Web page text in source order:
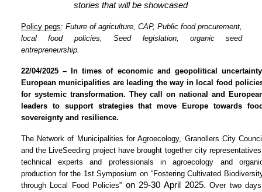
stories that will be showcased
Policy pegs: Future of agriculture, CAP, Public food procurement,
local food policies, Seed legislation, organic seed
entrepreneurship.
22/04/2025 – In times of economic and geopolitical
European municipalities are leading the way in local food
for systemic transformation. They call on national and
leaders to support strategies that move Europe towards
sovereignty and resilience.
The Network of Municipalities for Agroecology, Granollers City
and the LiveSeeding project have brought together city
technical experts and professionals in agroecology and
production for the 1st Symposium on “Fostering Cultivated
through Local Food Policies” on 29-30 April 2025. Over two